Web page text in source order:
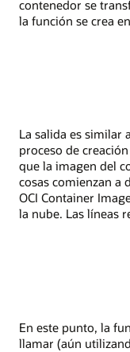
contenedor se
la función se crea
La salida es similar
proceso de
que la imagen del
cosas comienzan a
OCI Container
la nube. Las líneas
En este punto, la
llamar (aún